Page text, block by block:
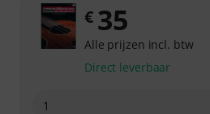
€ 35
Alle prijzen incl. btw
Direct leverbaar
1